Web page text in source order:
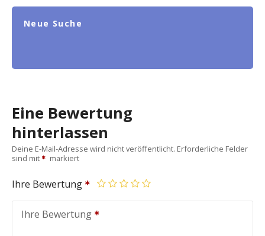
Neue Suche
Eine Bewertung
hinterlassen
Deine E-Mail-Adresse wird nicht veröffentlicht. Erforderliche Felder
sind mit
markiert
Ihre Bewertung
Ihre Bewertung